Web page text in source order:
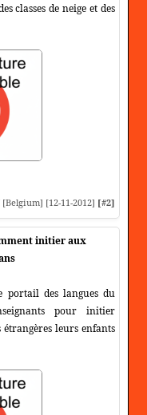
classes de neige et des
[Belgium] [12-11-2012] [#2]
initier aux
portail des langues du
pour initier
leurs enfants